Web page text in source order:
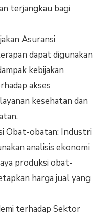
terjangkau bagi
Asuransi
dapat digunakan
kebijakan
akses
kesehatan dan
Obat-obatan: Industri
analisis ekonomi
produksi obat-
harga jual yang
terhadap Sektor